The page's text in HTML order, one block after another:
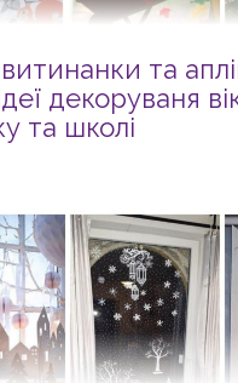
та
декоруваня
та школі